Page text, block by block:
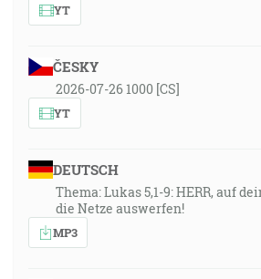
YT
ČESKY
2026-07-26 1000 [CS]
YT
DEUTSCH
Thema: Lukas 5,1-9: HERR, auf
die Netze auswerfen!
MP3